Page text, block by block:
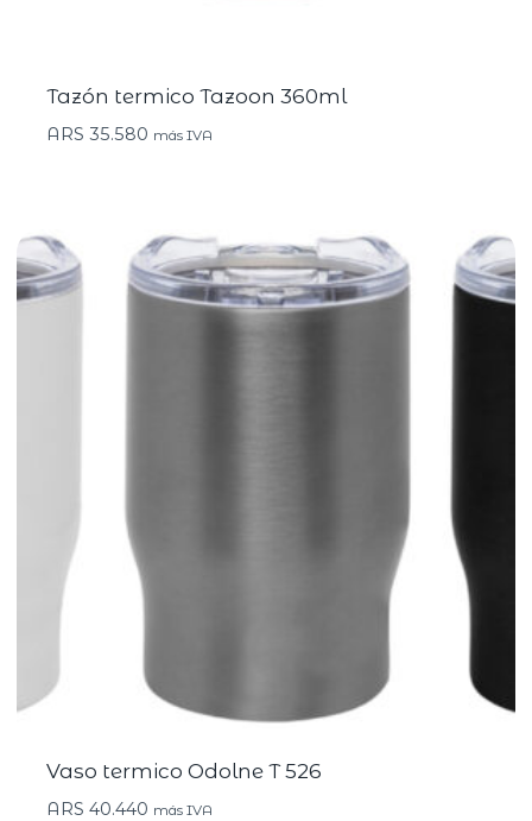
Tazón termico Tazoon 360ml
ARS 35.580 más IVA
Vaso termico Odolne T 526
ARS 40.440 más IVA